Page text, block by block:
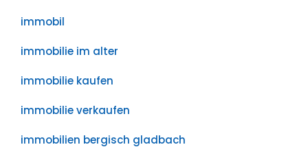
immobil
immobilie im alter
immobilie kaufen
immobilie verkaufen
immobilien bergisch gladbach